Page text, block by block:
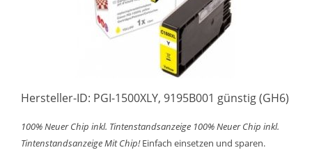
Hersteller-ID: PGI-1500XLY, 9195B001 günstig (GH6)
100% Neuer Chip inkl. Tintenstandsanzeige 100% Neuer Chip inkl.
TintenstandsanzeigeMit Chip!Einfach einsetzen und sparen.